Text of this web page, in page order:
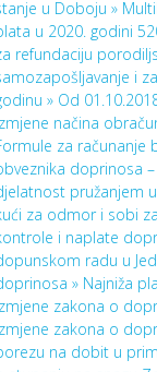
u Doboju »
u 2020. godini
refundaciju
i
» Od
načina
za računanje
doprinosa
pružanjem
za odmor i sobi
i naplate
radu u
» Najniža
zakona o
zakona o
na dobit u